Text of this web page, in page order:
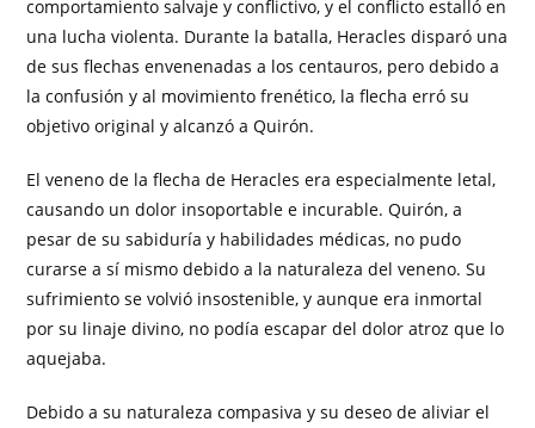
comportamiento salvaje y conflictivo, y el conflicto estalló en
una lucha violenta. Durante la batalla, Heracles disparó una
de sus flechas envenenadas a los centauros, pero debido a
la confusión y al movimiento frenético, la flecha erró su
objetivo original y alcanzó a Quirón.
El veneno de la flecha de Heracles era especialmente letal,
causando un dolor insoportable e incurable. Quirón, a
pesar de su sabiduría y habilidades médicas, no pudo
curarse a sí mismo debido a la naturaleza del veneno. Su
sufrimiento se volvió insostenible, y aunque era inmortal
por su linaje divino, no podía escapar del dolor atroz que lo
aquejaba.
Debido a su naturaleza compasiva y su deseo de aliviar el